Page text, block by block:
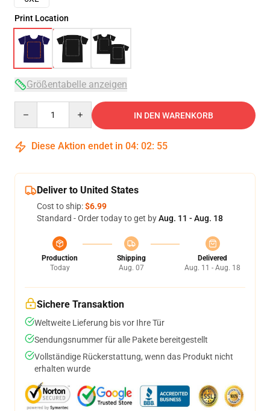
Print Location
Größentabelle anzeigen
IN DEN WARENKORB
Diese Aktion endet in 04: 02: 54
Deliver to United States
Cost to ship:$6.99
Standard - Order today to get byAug. 11 - Aug. 18
Production
Today
Shipping
Aug. 07
Delivered
Aug. 11 - Aug. 18
Sichere Transaktion
Weltweite Lieferung bis vor Ihre Tür
Sendungsnummer für alle Pakete bereitgestellt
Vollständige Rückerstattung, wenn das Produkt nicht
erhalten wurde